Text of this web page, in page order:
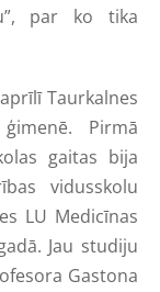
par ko tika
Taurkalnes
Pirmā
gaitas bija
vidusskolu
LU Medicīnas
Jau studiju
Gastona